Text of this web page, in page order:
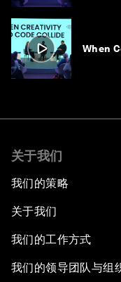
When
关于我们
我们的策略
关于我们
我们的工作方式
我们的领导团队与组